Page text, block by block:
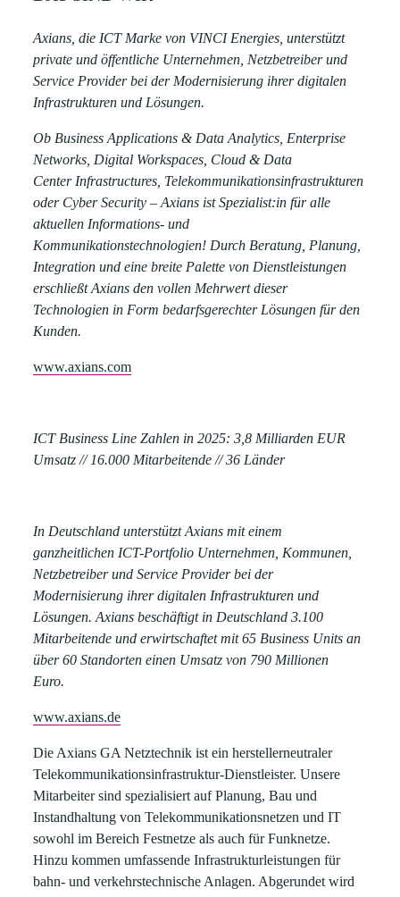
Axians, die ICT Marke von VINCI Energies, unterstützt
private und öffentliche Unternehmen, Netzbetreiber und
Service Provider bei der Modernisierung ihrer digitalen
Infrastrukturen und Lösungen.
Ob Business Applications & Data Analytics, Enterprise
Networks, Digital Workspaces, Cloud & Data
Center Infrastructures, Telekommunikationsinfrastrukturen
oder Cyber Security – Axians ist Spezialist:in für alle
aktuellen Informations- und
Kommunikationstechnologien! Durch Beratung, Planung,
Integration und eine breite Palette von Dienstleistungen
erschließt Axians den vollen Mehrwert dieser
Technologien in Form bedarfsgerechter Lösungen für den
Kunden.
www.axians.com
ICT Business Line Zahlen in 2025: 3,8 Milliarden EUR
Umsatz // 16.000 Mitarbeitende // 36 Länder
In Deutschland unterstützt Axians mit einem
ganzheitlichen ICT-Portfolio Unternehmen, Kommunen,
Netzbetreiber und Service Provider bei der
Modernisierung ihrer digitalen Infrastrukturen und
Lösungen. Axians beschäftigt in Deutschland 3.100
Mitarbeitende und erwirtschaftet mit 65 Business Units an
über 60 Standorten einen Umsatz von 790 Millionen
Euro.
www.axians.de
Die Axians GA Netztechnik ist ein herstellerneutraler
Telekommunikationsinfrastruktur-Dienstleister. Unsere
Mitarbeiter sind spezialisiert auf Planung, Bau und
Instandhaltung von Telekommunikationsnetzen und IT
sowohl im Bereich Festnetze als auch für Funknetze.
Hinzu kommen umfassende Infrastrukturleistungen für
bahn- und verkehrstechnische Anlagen. Abgerundet wird